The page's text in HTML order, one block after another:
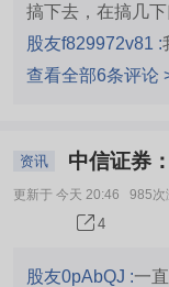
搞下去，在搞几
股友f829972v81 :
查看
资讯 中信证券
更新于 今天 20:46 985次
4
股友0pAbQJ :一